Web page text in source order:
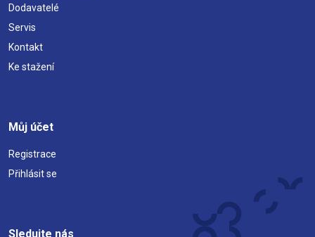
Dodavatelé
Servis
Kontakt
Ke stažení
Můj účet
Registrace
Přihlásit se
Sledujte nás